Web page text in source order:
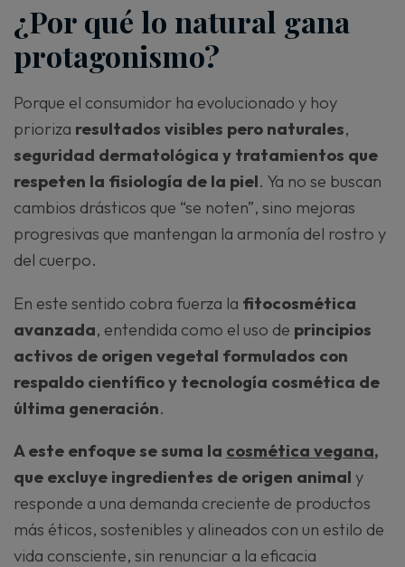
¿Por qué lo natural gana
protagonismo?
Porque el consumidor ha evolucionado y hoy
prioriza resultados visibles pero naturales,
seguridad dermatológica y tratamientos que
respeten la fisiología de la piel. Ya no se buscan
cambios drásticos que “se noten”, sino mejoras
progresivas que mantengan la armonía del rostro y
del cuerpo.
En este sentido cobra fuerza la fitocosmética
avanzada, entendida como el uso de principios
activos de origen vegetal formulados con
respaldo científico y tecnología cosmética de
última generación.
A este enfoque se suma la cosmética vegana,
que excluye ingredientes de origen animal y
responde a una demanda creciente de productos
más éticos, sostenibles y alineados con un estilo de
vida consciente, sin renunciar a la eficacia